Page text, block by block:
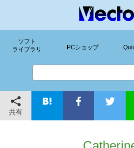
ソフト
ライブラリ
PCショップ
共有